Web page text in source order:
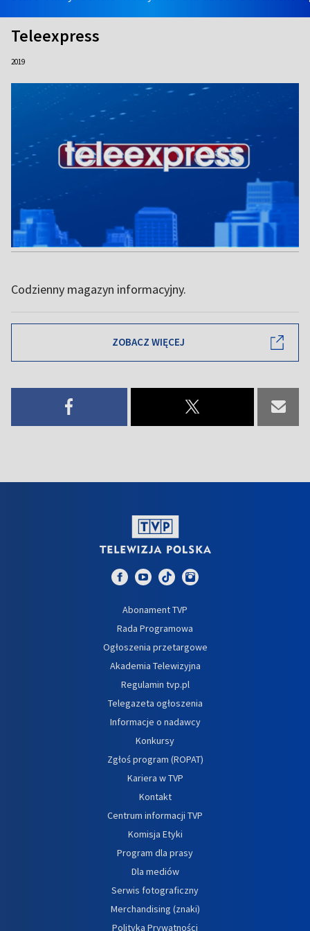
Teleexpress
2019
Codzienny magazyn informacyjny.
ZOBACZ WIĘCEJ
Abonament TVP
Rada Programowa
Ogłoszenia przetargowe
Akademia Telewizyjna
Regulamin tvp.pl
Telegazeta ogłoszenia
Informacje o nadawcy
Konkursy
Zgłoś program (ROPAT)
Kariera w TVP
Kontakt
Centrum informacji TVP
Komisja Etyki
Program dla prasy
Dla mediów
Serwis fotograficzny
Merchandising (znaki)
Polityka Prywatności